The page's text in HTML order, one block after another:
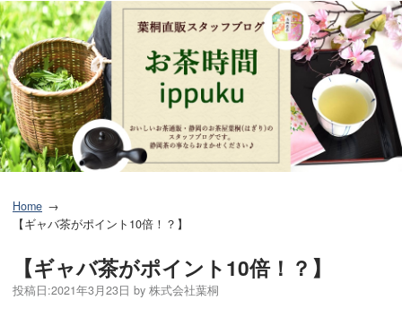
Home
【ギャバ茶がポイント10倍！？】
【ギャバ茶がポイント10倍！？】
投稿日:2021年3月23日 by 株式会社葉桐